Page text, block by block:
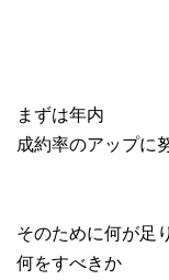
まずは年内
成約率のアップに
そのために何が足
何をすべきか